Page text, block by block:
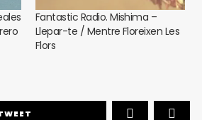
Fantastic Radio. Mishima –
Llepar-te / Mentre Floreixen Les
Flors